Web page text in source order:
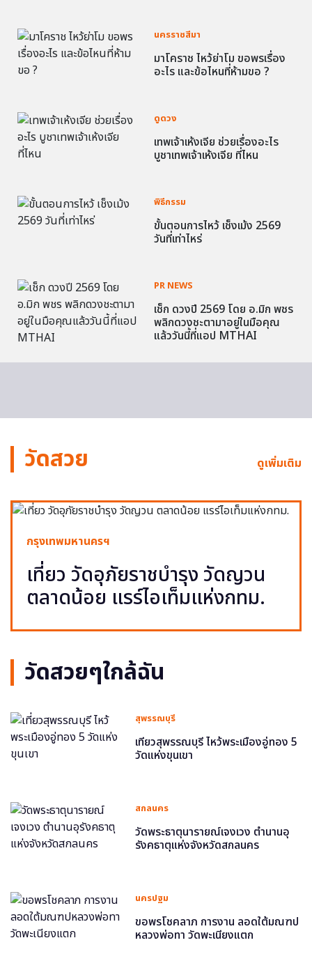
นครราชสีมา
มาโคราช ไหว้ย่าโม ขอพรเรื่อง
อะไร และข้อไหนที่ห้ามขอ ?
ดูดวง
เทพเจ้าเห้งเจีย ช่วยเรื่องอะไร
บูชาเทพเจ้าเห้งเจีย ที่ไหน
พิธีกรรม
ขั้นตอนการไหว้ เช็งเม้ง 2569
วันที่เท่าไหร่
PR NEWS
เช็ก ดวงปี 2569 โดย อ.มิก พชร
พลิกดวงชะตามาอยู่ในมือคุณ
แล้ววันนี้ที่แอป MTHAI
วัดสวย ดูเพิ่มเติม
กรุงเทพมหานครฯ
เที่ยว วัดอุภัยราชบำรุง วัดญวน
ตลาดน้อย แรร์ไอเท็มแห่งกทม.
วัดสวยๆใกล้ฉัน
สุพรรณบุรี
เที่ยวสุพรรณบุรี ไหว้พระเมืองอู่ทอง 5
วัดแห่งขุนเขา
สกลนคร
วัดพระธาตุนารายณ์เจงเวง ตำนานอุ
รังคธาตุแห่งจังหวัดสกลนคร
นครปฐม
ขอพรโชคลาภ การงาน ลอดใต้มณฑป
หลวงพ่อทา วัดพะเนียงแตก